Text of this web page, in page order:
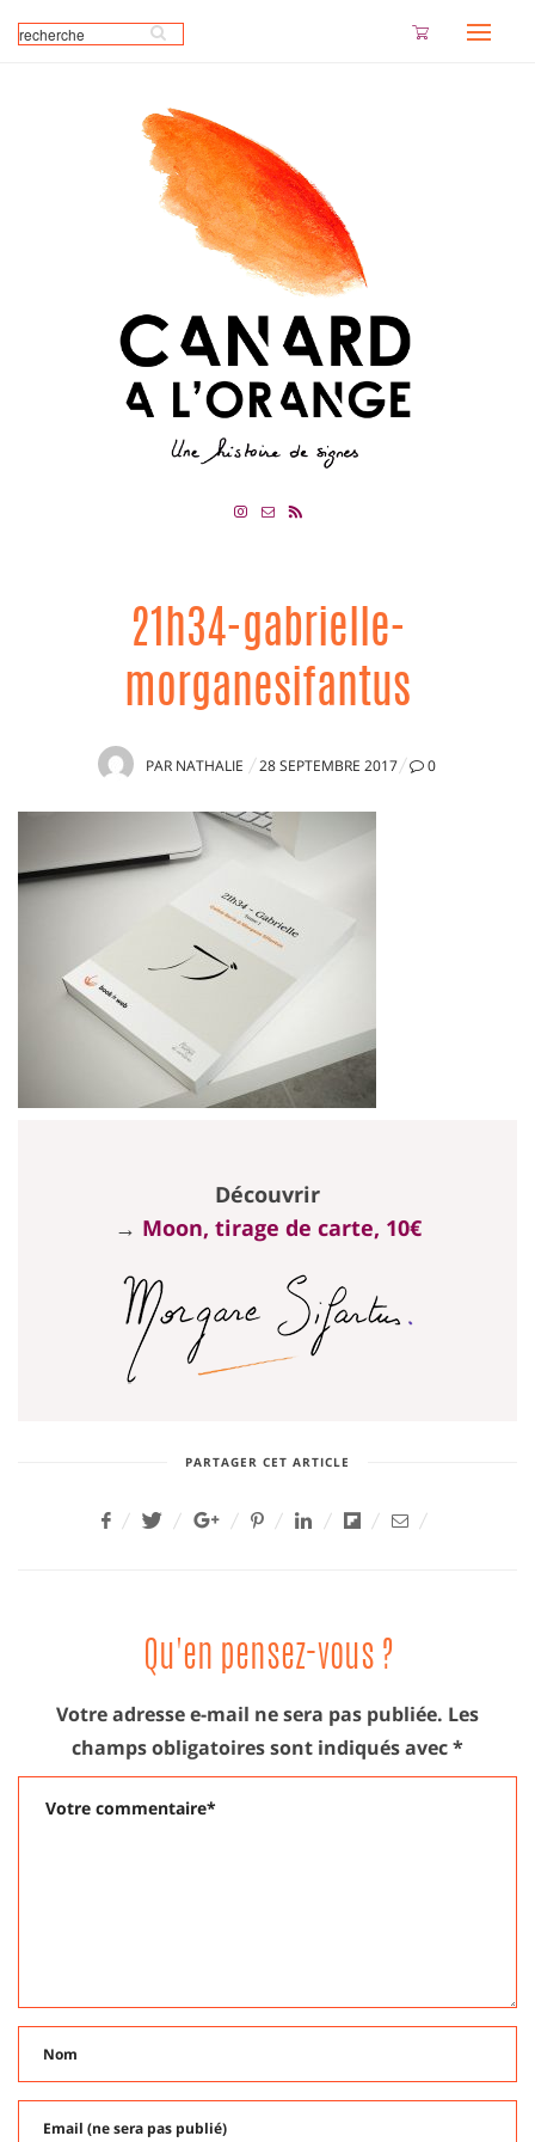
21h34-gabrielle-
morganesifantus
PAR NATHALIE
PUBLIÉ
28 SEPTEMBRE 2017 0
Découvrir
→ Moon, tirage de carte, 10€
PARTAGER CET ARTICLE
Qu'en pensez-vous ?
Votre adresse e-mail ne sera pas publiée. Les
champs obligatoires sont indiqués avec*